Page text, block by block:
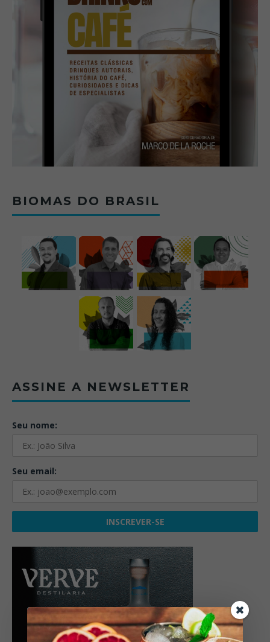
BIOMAS DO BRASIL
ASSINE A NEWSLETTER
Seu nome:
Seu email: